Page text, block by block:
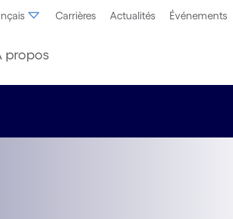
Carrières Actualités Événements
propos